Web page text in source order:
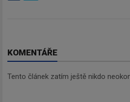
KOMENTÁŘE
Tento článek zatím ještě nikdo